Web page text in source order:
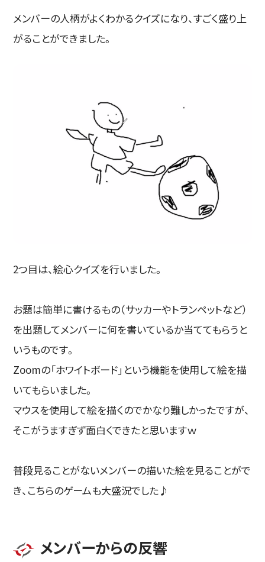
メンバーの人柄がよくわかるクイズになり、すごく盛り上
がることができました。
2つ目は、絵心クイズを行いました。
お題は簡単に書けるもの（サッカーやトランペットなど）
を出題してメンバーに何を書いているか当ててもらうと
いうものです。
Zoomの「ホワイトボード」という機能を使用して絵を描
いてもらいました。
マウスを使用して絵を描くのでかなり難しかったですが、
そこがうますぎず面白くできたと思いますｗ
普段見ることがないメンバーの描いた絵を見ることがで
き、こちらのゲームも大盛況でした♪
メンバーからの反響